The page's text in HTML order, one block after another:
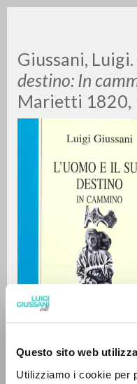
Questo sito web
Utilizziamo i cookie per
Giussani, Luigi.
destino: In
Marietti 1820,